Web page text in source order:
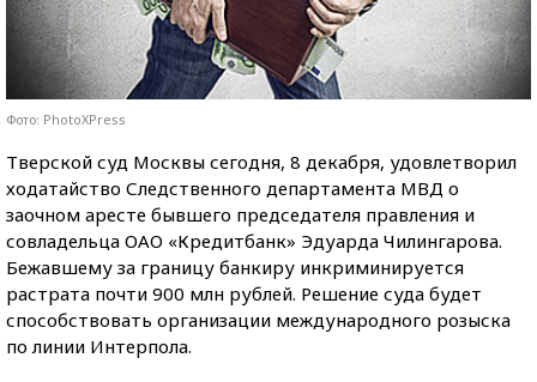
Фото: PhotoXPress
Тверской суд Москвы сегодня, 8 декабря, удовлетворил
ходатайство Следственного департамента МВД о
заочном аресте бывшего председателя правления и
совладельца ОАО «Кредитбанк» Эдуарда Чилингарова.
Бежавшему за границу банкиру инкриминируется
растрата почти 900 млн рублей. Решение суда будет
способствовать организации международного розыска
по линии Интерпола.